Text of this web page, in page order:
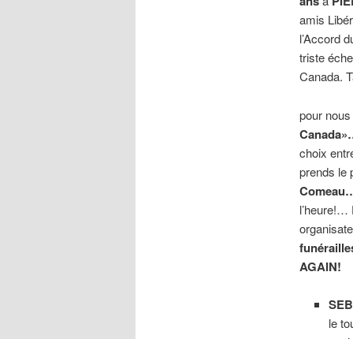
amis
l’Accord
triste
Canada.
pour
choix
prends le
l’heure!…
AGAIN!
le